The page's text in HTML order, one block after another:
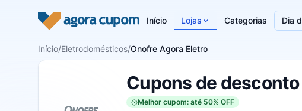
Início Lojas Categorias Dia
Início/Eletrodomésticos/Onofre Agora Eletro
Cupons de
Melhor cupom: até 50% OFF